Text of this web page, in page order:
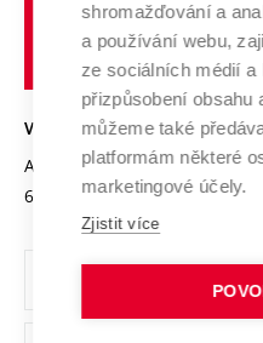
Transfer znalostí
Open Science
Projekty
Projekty ze strukturálních
Specifický výzkum
Služby univerzity
Mezinárodní dohody
Univerzitní sítě
Udržitelná univerzita
Podnikavá univerzita /
Bezpečná univerzita
Vyznamenání
Organizační struktura
Ochrana osobních údajů
VYSOKÉ UČENÍ TECHNICKÉ V
Antonínská 548/1
602 00 Brno
shromažďování a
a používání webu,
ze sociálních médií a
přizpůsobení obsahu
můžeme také
platformám některé
marketingové účely.
Zjistit více